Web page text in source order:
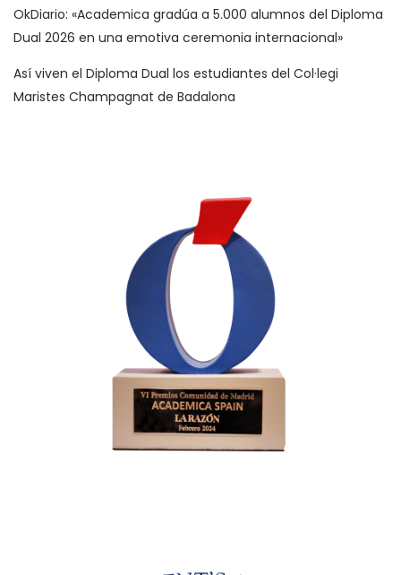
OkDiario: «Academica gradúa a 5.000 alumnos del Diploma
Dual 2026 en una emotiva ceremonia internacional»
Así viven el Diploma Dual los estudiantes del Col·legi
Maristes Champagnat de Badalona